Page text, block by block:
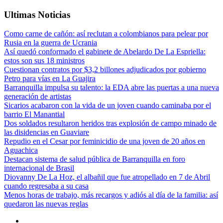
Ultimas Noticias
Como carne de cañón: así reclutan a colombianos para pelear por
Rusia en la guerra de Ucrania
Así quedó conformado el gabinete de Abelardo De La Espriella:
estos son sus 18 ministros
Cuestionan contratos por $3,2 billones adjudicados por gobierno
Petro para vías en La Guajira
Barranquilla impulsa su talento: la EDA abre las puertas a una nueva
generación de artistas
Sicarios acabaron con la vida de un joven cuando caminaba por el
barrio El Manantial
Dos soldados resultaron heridos tras explosión de campo minado de
las disidencias en Guaviare
Repudio en el Cesar por feminicidio de una joven de 20 años en
Aguachica
Destacan sistema de salud pública de Barranquilla en foro
internacional de Brasil
Diovanny De La Hoz, el albañil que fue atropellado en 7 de Abril
cuando regresaba a su casa
Menos horas de trabajo, más recargos y adiós al día de la familia: así
quedaron las nuevas reglas